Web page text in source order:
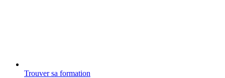
Trouver sa formation